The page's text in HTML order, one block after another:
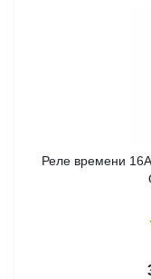
Реле времени